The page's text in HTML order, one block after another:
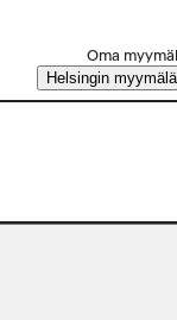
Oma
Helsingin myymälä